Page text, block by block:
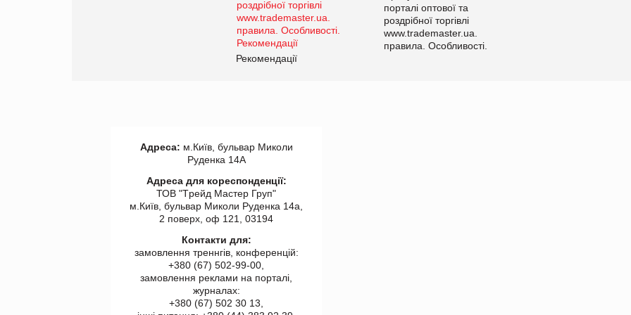
порталі оптової та
роздрібної торгівлі
www.trademaster.ua.
правила. Особливості.
Рекомендації
Адреса: м.Київ, бульвар Миколи
Руденка 14А
Адреса для кореспонденції:
ТОВ "Tрейд Мастер Груп"
м.Київ, бульвар Миколи Руденка 14а,
2 поверх, оф 121, 03194
Контакти для:
замовлення треннгів, конференцій:
+380 (67) 502-99-00,
замовлення реклами на порталі,
журналах:
+380 (67) 502 30 13,